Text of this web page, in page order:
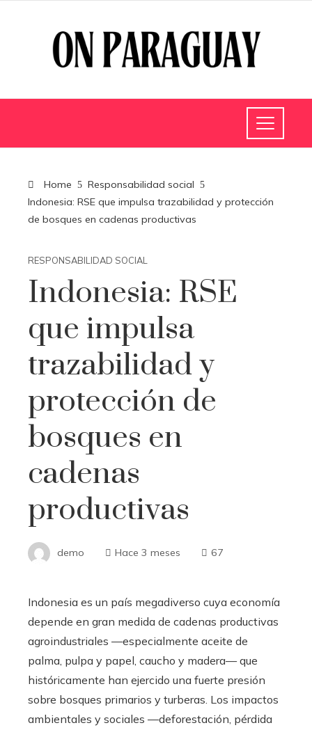
Home
Responsabilidad social
Indonesia: RSE que impulsa trazabilidad y protección
de bosques en cadenas productivas
RESPONSABILIDAD SOCIAL
Indonesia: RSE
que impulsa
trazabilidad y
protección de
bosques en
cadenas
productivas
demo Hace 3 meses 67
Indonesia es un país megadiverso cuya economía
depende en gran medida de cadenas productivas
agroindustriales —especialmente aceite de
palma, pulpa y papel, caucho y madera— que
históricamente han ejercido una fuerte presión
sobre bosques primarios y turberas. Los impactos
ambientales y sociales —deforestación, pérdida